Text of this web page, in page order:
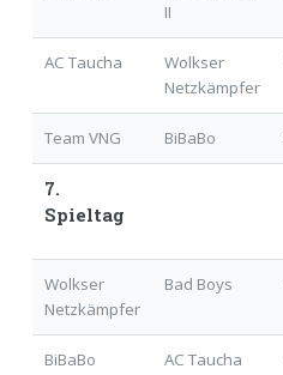
II
AC Taucha
Wolkser
Netzkämpfer
Team VNG BiBaBo
7.
Spieltag
Wolkser
Netzkämpfer
Bad Boys
BiBaBo AC Taucha